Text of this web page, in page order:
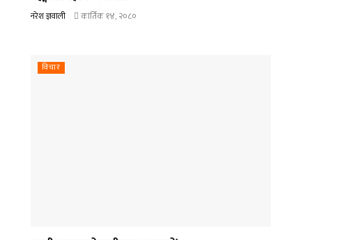
नरेश ज्ञवाली कार्तिक १४, २०८०
विचार